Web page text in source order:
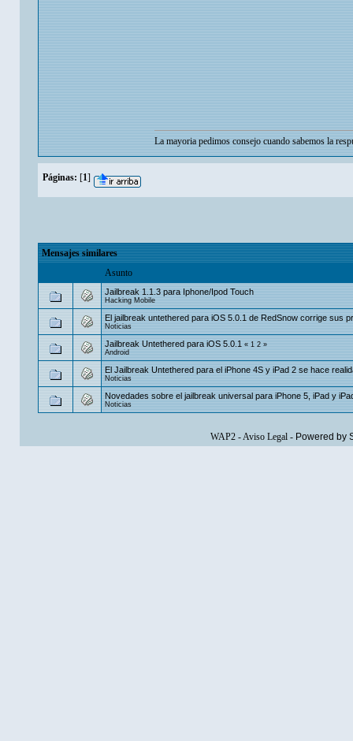
La mayoria pedimos consejo cuando sabemos la
Páginas: [1]
Mensajes similares
Asunto
Jailbreak 1.1.3 para Iphone/Ipod Touch
Hacking Mobile
El jailbreak untethered para iOS 5.0.1 de RedSnow corrige sus
Noticias
Jailbreak Untethered para iOS 5.0.1 «1 2»
Android
El Jailbreak Untethered para el iPhone 4S y iPad 2 se hace
Noticias
Novedades sobre el jailbreak universal para iPhone 5, iPad y
Noticias
WAP2-Aviso Legal- Powered by